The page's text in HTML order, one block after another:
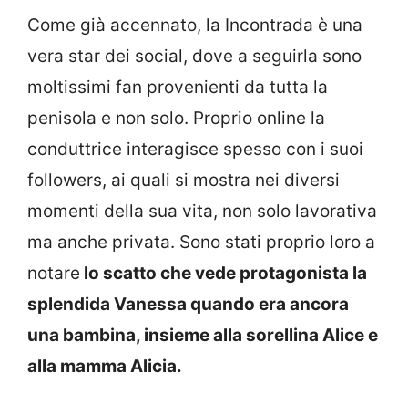
Come già accennato, la Incontrada è una
vera star dei social, dove a seguirla sono
moltissimi fan provenienti da tutta la
penisola e non solo. Proprio online la
conduttrice interagisce spesso con i suoi
followers, ai quali si mostra nei diversi
momenti della sua vita, non solo lavorativa
ma anche privata. Sono stati proprio loro a
notare lo scatto che vede protagonista la
splendida Vanessa quando era ancora
una bambina, insieme alla sorellina Alice e
alla mamma Alicia.